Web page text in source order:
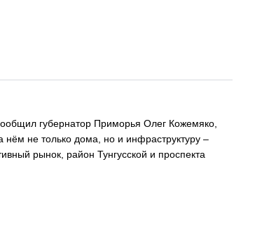
губернатор Приморья Олег Кожемяко,
нём не только дома, но и инфраструктуру –
рынок, район Тунгусской и проспекта